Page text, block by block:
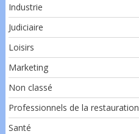
Industrie
Judiciaire
Loisirs
Marketing
Non classé
Professionnels de la restauration
Santé